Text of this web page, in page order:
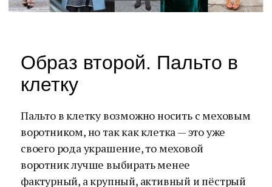
Образ второй. Пальто в
клетку
Пальто в клетку возможно носить с меховым
воротником, но так как клетка — это уже
своего рода украшение, то меховой
воротник лучше выбирать менее
фактурный, а крупный, активный и пёстрый